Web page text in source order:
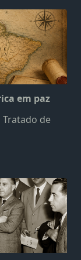
em paz
Tratado de